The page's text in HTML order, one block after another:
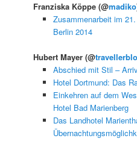
Franziska Köppe(@madiko
Zusammenarbeit im
Berlin 2014
Hubert Mayer(@
Abschied mit Stil –
Hotel Dortmund: Das
Einkehren auf dem
Hotel Bad Marienberg
Das Landhotel